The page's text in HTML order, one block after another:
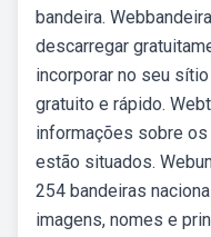
bandeira.
descarregar
incorporar no seu
gratuito e rápido.
informações sobre
estão situados.
254 bandeiras
imagens, nomes e